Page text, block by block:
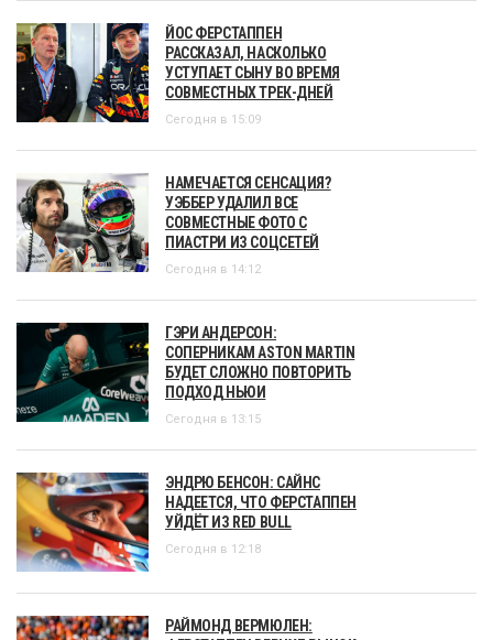
ЙОС ФЕРСТАППЕН
РАССКАЗАЛ, НАСКОЛЬКО
УСТУПАЕТ СЫНУ ВО ВРЕМЯ
СОВМЕСТНЫХ ТРЕК-ДНЕЙ
Сегодня в 15:09
НАМЕЧАЕТСЯ СЕНСАЦИЯ?
УЭББЕР УДАЛИЛ ВСЕ
СОВМЕСТНЫЕ ФОТО С
ПИАСТРИ ИЗ СОЦСЕТЕЙ
Сегодня в 14:12
ГЭРИ АНДЕРСОН:
СОПЕРНИКАМ ASTON MARTIN
БУДЕТ СЛОЖНО ПОВТОРИТЬ
ПОДХОД НЬЮИ
Сегодня в 13:15
ЭНДРЮ БЕНСОН: САЙНС
НАДЕЕТСЯ, ЧТО ФЕРСТАППЕН
УЙДЁТ ИЗ RED BULL
Сегодня в 12:18
РАЙМОНД ВЕРМЮЛЕН: